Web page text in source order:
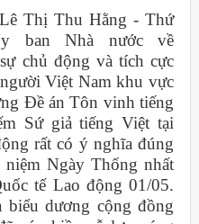
Thị Thu Hằng - Thứ
ban Nhà nước về
chủ động và tích cực
Việt Nam khu vực
Đề án Tôn vinh tiếng
Sứ giả tiếng Việt tại
rất có ý nghĩa đúng
Ngày Thống nhất
tế Lao động 01/05.
biểu dương cộng đồng